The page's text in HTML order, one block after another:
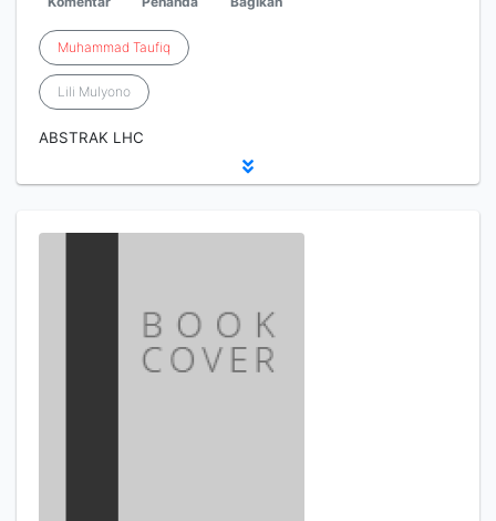
Muhammad Taufiq
Lili Mulyono
ABSTRAK LHC